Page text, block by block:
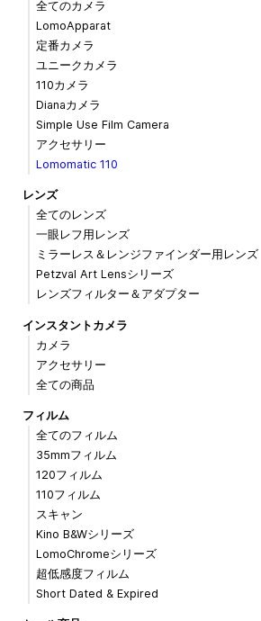
全てのカメラ
LomoApparat
定番カメラ
ユニークカメラ
110カメラ
Dianaカメラ
Simple Use Film Camera
アクセサリー
Lomomatic 110
レンズ
全てのレンズ
一眼レフ用レンズ
ミラーレス＆レンジファインダー用レンズ
Petzval Art Lensシリーズ
レンズフィルター＆アダプター
インスタントカメラ
カメラ
アクセサリー
全ての商品
フィルム
全てのフィルム
35mmフィルム
120フィルム
110フィルム
スキャン
Kino B&Wシリーズ
LomoChromeシリーズ
超低感度フィルム
Short Dated & Expired